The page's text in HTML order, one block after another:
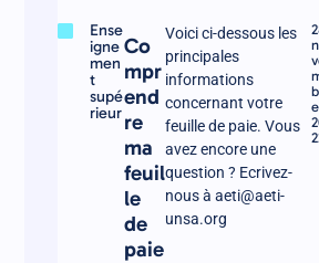
Ense
igne
men
t
supé
rieur
Co
mpr
end
re
ma
feuil
le
de
paie
Voici ci-dessous les
principales
informations
concernant votre
feuille de paie. Vous
avez encore une
question ? Ecrivez-
nous à aeti@aeti-
unsa.org
e